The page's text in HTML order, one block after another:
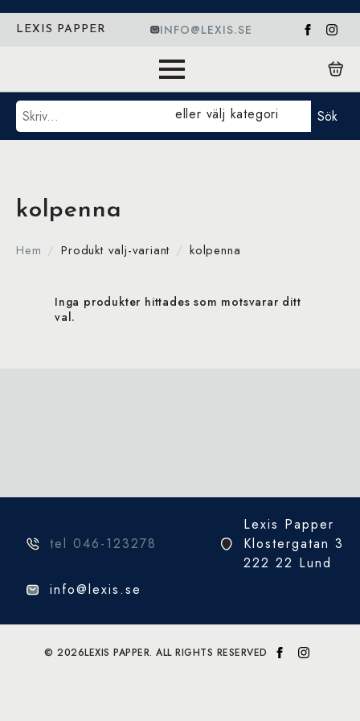
LEXIS PAPPER INFO@LEXIS.SE
Sök eller välj kategori Sök
kolpenna
Hem Produkt valj-variant kolpenna
Inga produkter hittades som motsvarar ditt
val.
tel 046-123278
Lexis Papper
Klostergatan 3
222 22 Lund
info@lexis.se
© 2026LEXIS PAPPER. ALL RIGHTS RESERVED